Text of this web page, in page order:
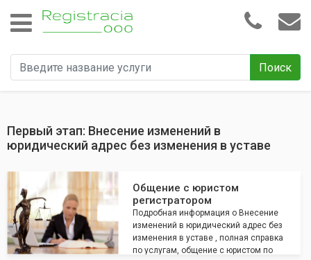
Поиск
Первый этап: Внесение изменений в
юридический адрес без изменения в уставе
Общение с юристом
регистратором
Подробная информация о Внесение
изменений в юридический адрес без
изменения в уставе , полная справка
по услугам, общение с юристом по